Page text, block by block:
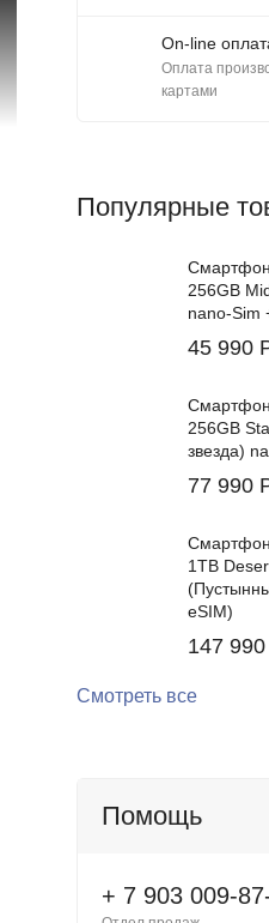
On-line
Оплата
картами
Популярные
256GB
nano-Sim
45 990
256GB
звезда)
77 990
1TB
eSIM)
147 990
Смотреть все
Помощь
+ 7 903 009-